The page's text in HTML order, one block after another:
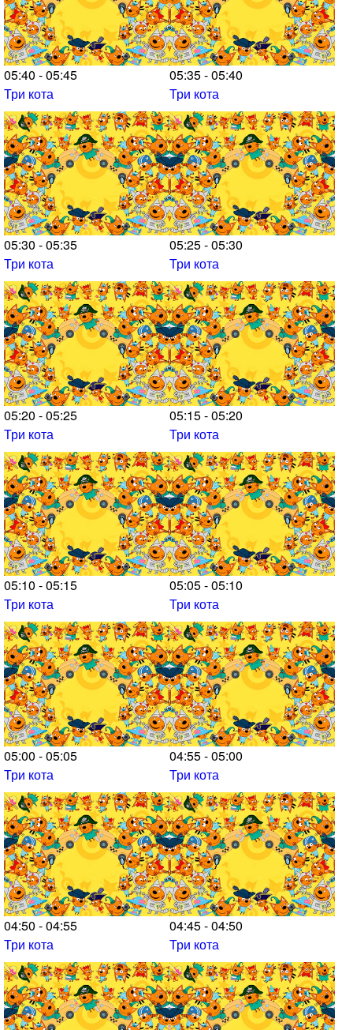
05:40 - 05:45
Три кота
05:35 - 05:40
Три кота
05:30 - 05:35
Три кота
05:25 - 05:30
Три кота
05:20 - 05:25
Три кота
05:15 - 05:20
Три кота
05:10 - 05:15
Три кота
05:05 - 05:10
Три кота
05:00 - 05:05
Три кота
04:55 - 05:00
Три кота
04:50 - 04:55
Три кота
04:45 - 04:50
Три кота